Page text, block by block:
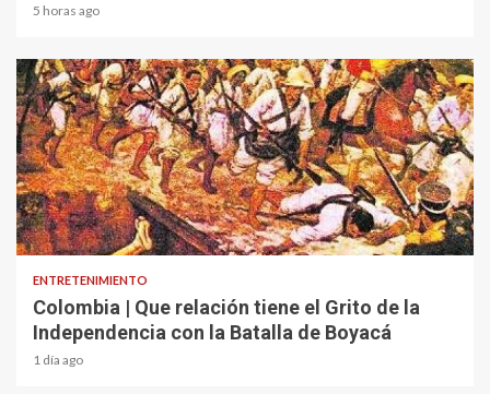
5 horas ago
1 min read
ENTRETENIMIENTO
Colombia | Que relación tiene el Grito de la
Independencia con la Batalla de Boyacá
1 día ago